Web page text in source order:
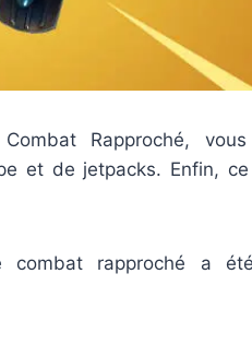
Rapproché, vous
et de jetpacks. Enfin,
rapproché a